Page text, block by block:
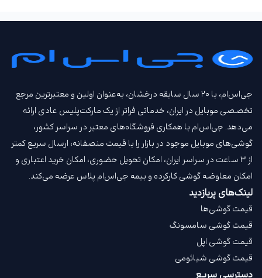
جی‌اس‌ام، با ۲۰ سال سابقه درخشان، به‌عنوان اولین و معتبرترین مرجع
تخصصی موبایل در ایران، خدماتی فراتر از یک مارکت‌پلیس عادی ارائه
می‌دهد. جی‌اس‌ام با همکاری فروشگاه‌های معتبر در سراسر کشور،
گوشی‌های موبایل موجود در بازار را با قیمت‌ منصفانه، ارسال سریع کمتر
از ۳ ساعت در سراسر ایران، امکان تحویل حضوری، امکان خرید اعتباری و
امکان معاوضه گوشی کارکرده و بیمه جی‌اس‌ام‌ پلاس عرضه می‌کند.
لینک‌های پربازدید
قیمت گوشی‌ها
قیمت گوشی سامسونگ
قیمت گوشی اپل
قیمت گوشی شیائومی
دسترسی سریع